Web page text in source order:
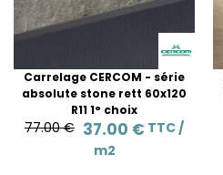
Carrelage CERCOM - série
absolute stone rett 60x120
R11 1° choix
77.00 € 37.00 € TTC /
m2